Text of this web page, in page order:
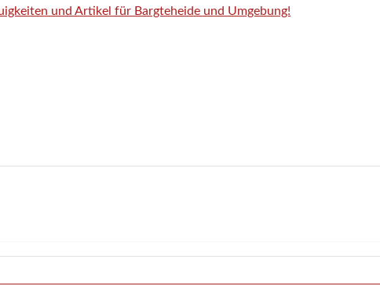
und Artikel für Bargteheide und Umgebung!